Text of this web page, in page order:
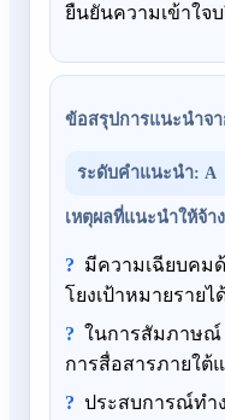
ยืนยันความเข้าใจ
ข้อสรุปการแนะนำจ
ระดับคำแนะนำ: A
เหตุผลที่แนะนำให้จ้าง
มีความเฉียบคม
โยงเป้าหมายรายไ
ในการสัมภาษณ์
การสื่อสารภายใต้
ประสบการณ์ทำ